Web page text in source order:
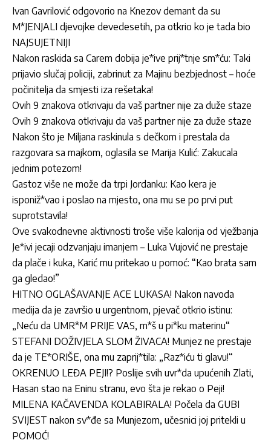
Ivan Gavrilović odgovorio na Knezov demant da su
M*JENJALI djevojke devedesetih, pa otkrio ko je tada bio
NAJSUJETNIJI
Nakon raskida sa Carem dobija je*ive prij*tnje sm*ću: Taki
prijavio slučaj policiji, zabrinut za Majinu bezbjednost – hoće
počinitelja da smjesti iza rešetaka!
Ovih 9 znakova otkrivaju da vaš partner nije za duže staze
Ovih 9 znakova otkrivaju da vaš partner nije za duže staze
Nakon što je Miljana raskinula s dečkom i prestala da
razgovara sa majkom, oglasila se Marija Kulić: Zakucala
jednim potezom!
Gastoz više ne može da trpi Jordanku: Kao kera je
isponiž*vao i poslao na mjesto, ona mu se po prvi put
suprotstavila!
Ove svakodnevne aktivnosti troše više kalorija od vježbanja
Je*ivi jecaji odzvanjaju imanjem – Luka Vujović ne prestaje
da plače i kuka, Karić mu pritekao u pomoć: “Kao brata sam
ga gledao!”
HITNO OGLAŠAVANJE ACE LUKASA! Nakon navoda
medija da je završio u urgentnom, pjevač otkrio istinu:
„Neću da UMR*M PRIJE VAS, m*š u pi*ku materinu“
STEFANI DOŽIVJELA SLOM ŽIVACA! Munjez ne prestaje
da je TE*ORIŠE, ona mu zaprij*tila: „Raz*iću ti glavu!“
OKRENUO LEĐA PEJI!? Poslije svih uvr*da upućenih Zlati,
Hasan stao na Eninu stranu, evo šta je rekao o Peji!
MILENA KAČAVENDA KOLABIRALA! Počela da GUBI
SVIJEST nakon sv*đe sa Munjezom, učesnici joj pritekli u
POMOĆ!